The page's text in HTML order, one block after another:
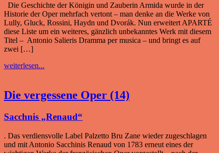
Die Geschichte der Königin und Zauberin Armida wurde in der
Historie der Oper mehrfach vertont – man denke an die Werke von
Lully, Gluck, Rossini, Haydn und Dvorák. Nun erweitert APARTÉ
diese Liste um ein weiteres, gänzlich unbekanntes Werk mit diesem
Titel – Antonio Salieris Dramma per musica – und bringt es auf
zwei […]
weiterlesen...
Die vergessene Oper (14)
Sacchnis „Renaud“
. Das verdiensvolle Label Palzetto Bru Zane wieder zugeschlagen
und mit Antonio Sacchinis Renaud von 1783 erneut eines der